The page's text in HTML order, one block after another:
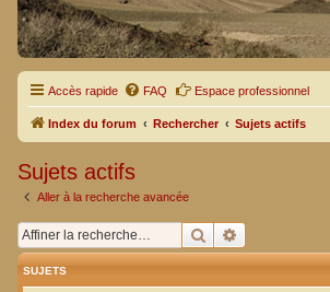
Accès rapide FAQ Espace professionnel
Index du forum Rechercher Sujets actifs
Sujets actifs
Aller à la recherche avancée
Rechercher
SUJETS